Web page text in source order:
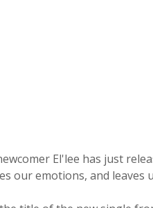
El'lee has just
our emotions, and leaves